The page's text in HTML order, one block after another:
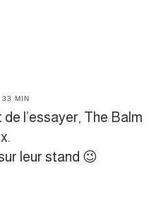
MIN
l’essayer, The Balm
leur stand 😉